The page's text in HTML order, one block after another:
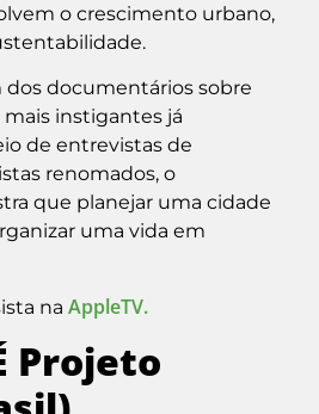
o crescimento urbano,
dos documentários sobre
instigantes já
de entrevistas de
renomados, o
que planejar uma cidade
uma vida em
na AppleTV.
Projeto